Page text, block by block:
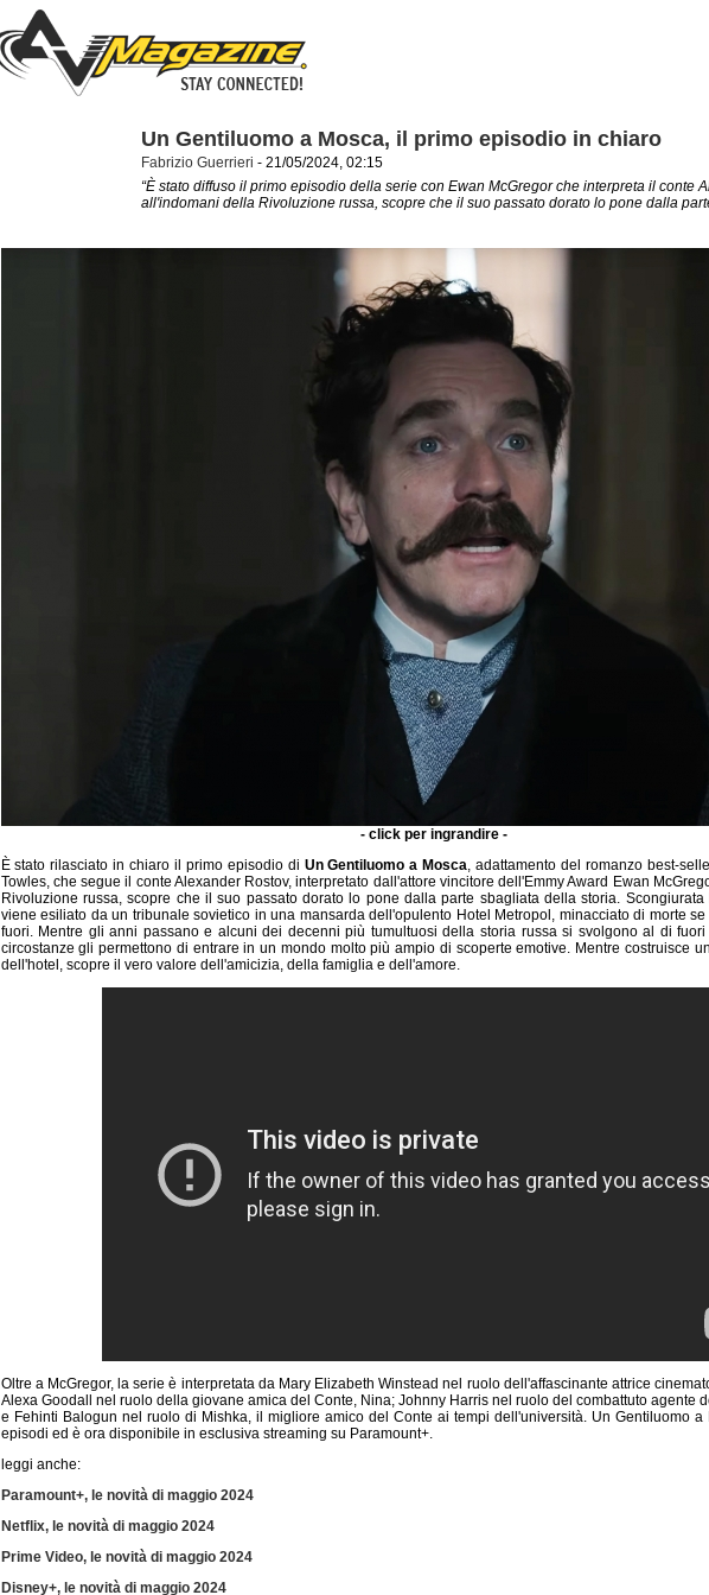
Un Gentiluomo a Mosca, il primo episodio in chiaro
Fabrizio Guerrieri - 21/05/2024, 02:15
“È stato diffuso il primo episodio della serie con Ewan McGregor che interpreta il conte
all'indomani della Rivoluzione russa, scopre che il suo passato dorato lo pone dalla
- click per ingrandire -
È stato rilasciato in chiaro il primo episodio di Un Gentiluomo a Mosca, adattamento del romanzo best-
Towles, che segue il conte Alexander Rostov, interpretato dall'attore vincitore dell'Emmy Award Ewan
Rivoluzione russa, scopre che il suo passato dorato lo pone dalla parte sbagliata della storia. Scongiurata
viene esiliato da un tribunale sovietico in una mansarda dell'opulento Hotel Metropol, minacciato di morte
fuori. Mentre gli anni passano e alcuni dei decenni più tumultuosi della storia russa si svolgono al di
circostanze gli permettono di entrare in un mondo molto più ampio di scoperte emotive. Mentre costruisce
dell'hotel, scopre il vero valore dell'amicizia, della famiglia e dell'amore.
Oltre a McGregor, la serie è interpretata da Mary Elizabeth Winstead nel ruolo dell'affascinante attrice
Alexa Goodall nel ruolo della giovane amica del Conte, Nina; Johnny Harris nel ruolo del combattuto agente
e Fehinti Balogun nel ruolo di Mishka, il migliore amico del Conte ai tempi dell'università. Un Gentiluomo
episodi ed è ora disponibile in esclusiva streaming su Paramount+.
leggi anche:
Paramount+, le novità di maggio 2024
Netflix, le novità di maggio 2024
Prime Video, le novità di maggio 2024
Disney+, le novità di maggio 2024